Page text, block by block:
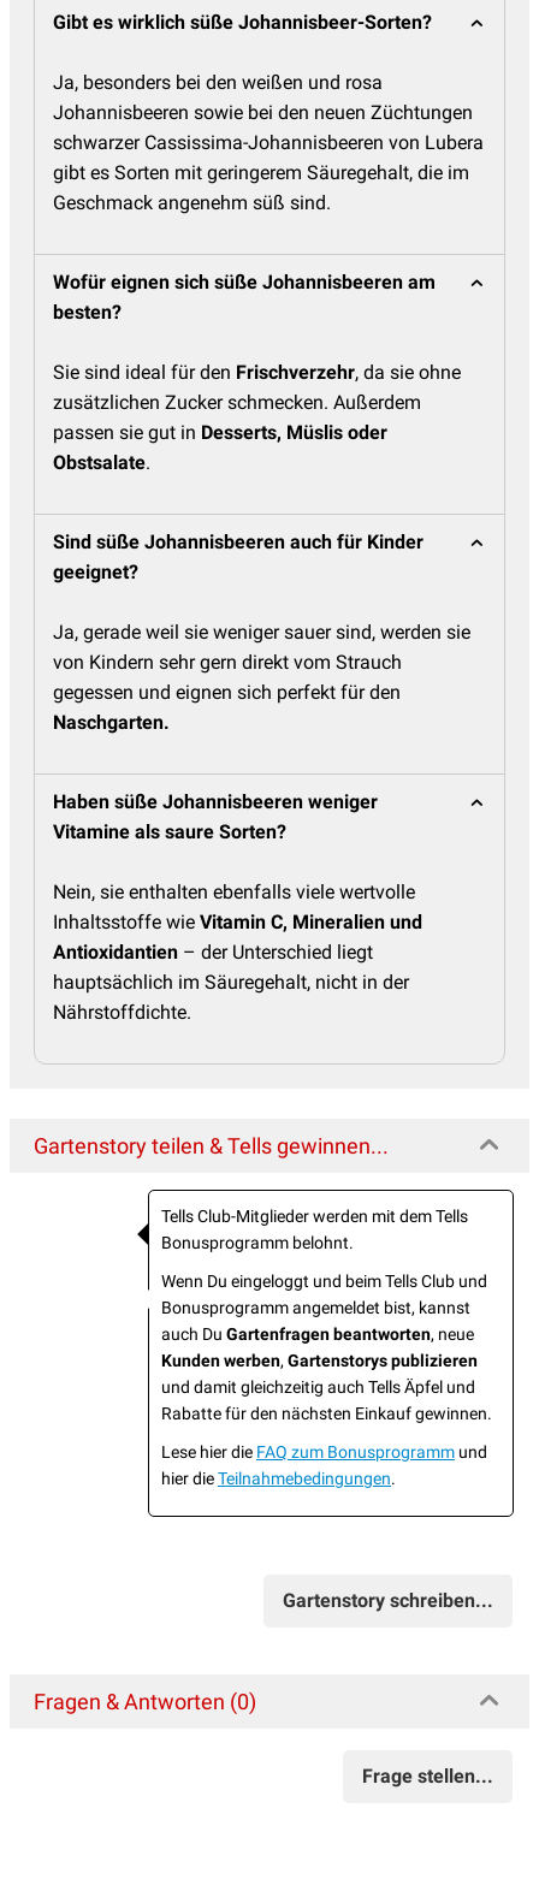
Gibt es wirklich süße Johannisbeer-Sorten?
Ja, besonders bei den weißen und rosa
Johannisbeeren sowie bei den neuen Züchtungen
schwarzer Cassissima-Johannisbeeren von Lubera
gibt es Sorten mit geringerem Säuregehalt, die im
Geschmack angenehm süß sind.
Wofür eignen sich süße Johannisbeeren am
besten?
Sie sind ideal für den Frischverzehr, da sie ohne
zusätzlichen Zucker schmecken. Außerdem
passen sie gut in Desserts, Müslis oder
Obstsalate.
Sind süße Johannisbeeren auch für Kinder
geeignet?
Ja, gerade weil sie weniger sauer sind, werden sie
von Kindern sehr gern direkt vom Strauch
gegessen und eignen sich perfekt für den
Naschgarten.
Haben süße Johannisbeeren weniger
Vitamine als saure Sorten?
Nein, sie enthalten ebenfalls viele wertvolle
Inhaltsstoffe wie Vitamin C, Mineralien und
Antioxidantien – der Unterschied liegt
hauptsächlich im Säuregehalt, nicht in der
Nährstoffdichte.
Gartenstory teilen & Tells gewinnen...
Tells Club-Mitglieder werden mit dem Tells
Bonusprogramm belohnt.
Wenn Du eingeloggt und beim Tells Club und
Bonusprogramm angemeldet bist, kannst
auch Du Gartenfragen beantworten, neue
Kunden werben, Gartenstorys publizieren
und damit gleichzeitig auch Tells Äpfel und
Rabatte für den nächsten Einkauf gewinnen.
Lese hier die FAQ zum Bonusprogramm und
hier dieTeilnahmebedingungen.
Gartenstory schreiben...
Fragen & Antworten (0)
Frage stellen...